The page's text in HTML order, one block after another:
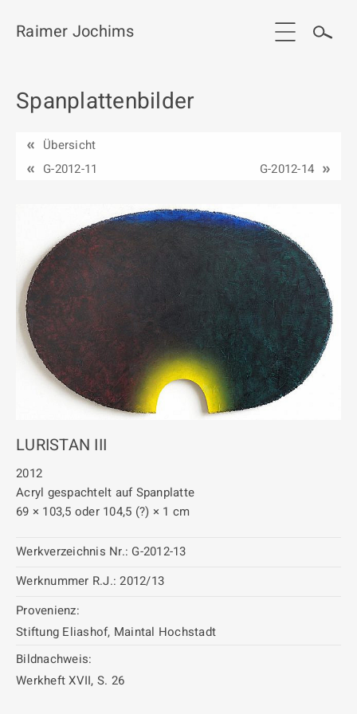
Start
Werkgruppen / Work groups
Publikationen
Kontakt
Raimer Jochims
Spanplattenbilder
Übersicht
G-2012-11
G-2012-14
LURISTAN III
2012
Acryl gespachtelt auf Spanplatte
69 × 103,5 oder 104,5 (?) × 1 cm
Werkverzeichnis Nr.: G-2012-13
Werknummer R.J.: 2012/13
Provenienz:
Stiftung Eliashof, Maintal Hochstadt
Bildnachweis:
Werkheft XVII, S. 26